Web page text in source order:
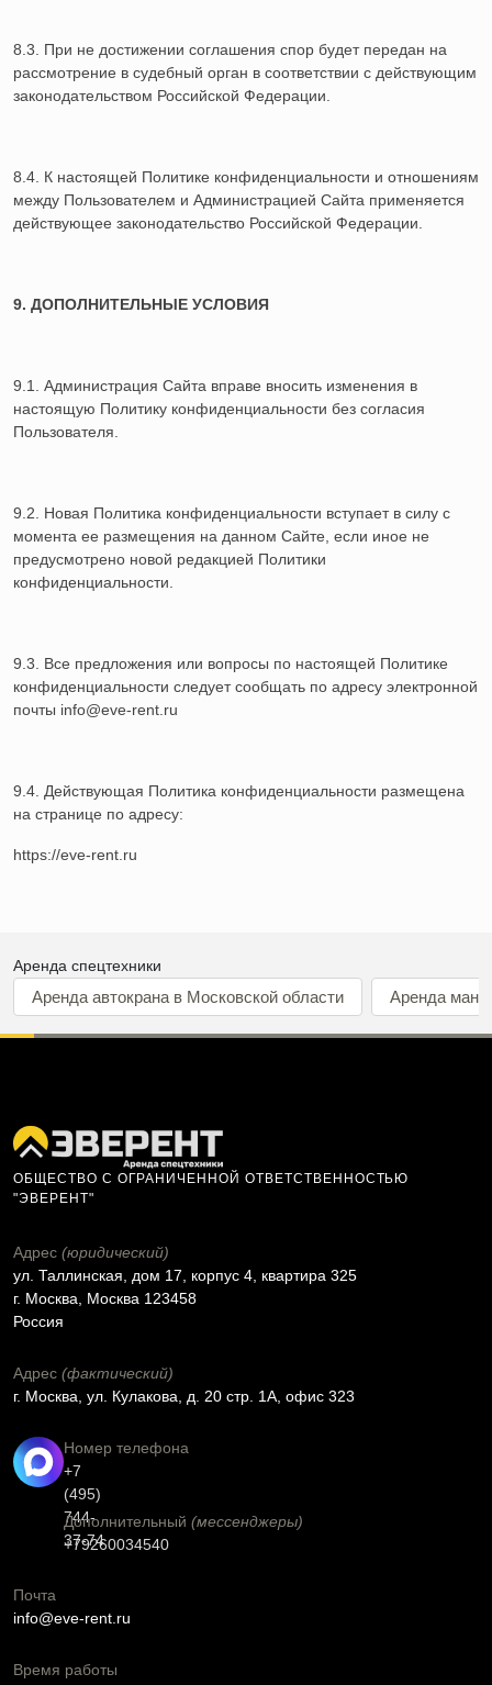
8.3. При не достижении соглашения спор будет передан на
рассмотрение в судебный орган в соответствии с действующим
законодательством Российской Федерации.
8.4. К настоящей Политике конфиденциальности и отношениям
между Пользователем и Администрацией Сайта применяется
действующее законодательство Российской Федерации.
9. ДОПОЛНИТЕЛЬНЫЕ УСЛОВИЯ
9.1. Администрация Сайта вправе вносить изменения в
настоящую Политику конфиденциальности без согласия
Пользователя.
9.2. Новая Политика конфиденциальности вступает в силу с
момента ее размещения на данном Сайте, если иное не
предусмотрено новой редакцией Политики
конфиденциальности.
9.3. Все предложения или вопросы по настоящей Политике
конфиденциальности следует сообщать по адресу электронной
почты info@eve-rent.ru
9.4. Действующая Политика конфиденциальности размещена
на странице по адресу:
https://eve-rent.ru
Аренда спецтехники
Аренда автокрана в Московской области Аренда
ОБЩЕСТВО С ОГРАНИЧЕННОЙ ОТВЕТСТВЕННОСТЬЮ
"ЭВЕРЕНТ"
Адрес (юридический)
ул. Таллинская, дом 17, корпус 4, квартира 325
г. Москва, Москва 123458
Россия
Адрес (фактический)
г. Москва, ул. Кулакова, д. 20 стр. 1А, офис 323
Номер телефона
+7
(495)
744-
37-74
Дополнительный (мессенджеры)
+79260034540
Почта
info@eve-rent.ru
Время работы